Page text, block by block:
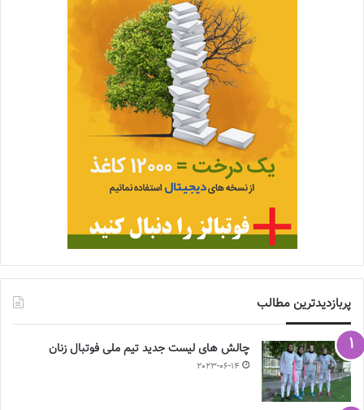
پربازدیدترین مطالب
چالش هاى ليست جدید تيم ملى فوتبال زنان
2023-06-14